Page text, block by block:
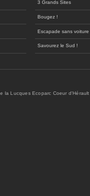
3 Grands Sites
Bougez !
Escapade sans voiture
Savourez le Sud !
la Lucques Ecoparc Coeur